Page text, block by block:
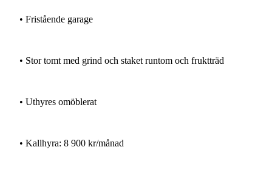
• Fristående garage
• Stortomt med grind och staket runtom och fruktträd
• Uthyres omöblerat
• Kallhyra: 8 900 kr/månad